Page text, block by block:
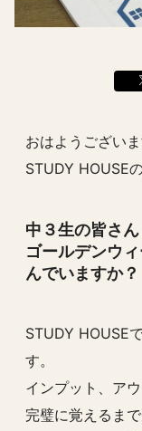
おはようございま
STUDY HOUSE
中３生の皆さん
ゴールデンウ
んでいますか？
STUDY HOUSEで
す。
インプット、ア
完璧に覚えるま